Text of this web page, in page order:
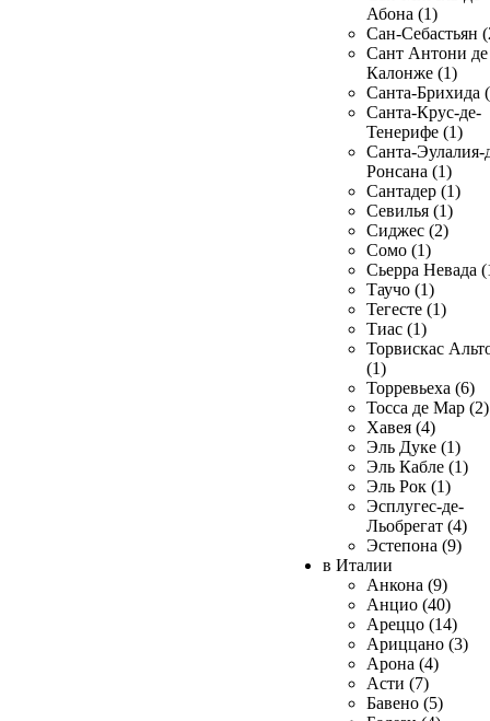
Абона (1)
Сан-Себастьян
Сант Антони де
Калонже (1)
Санта-Брихида
Санта-Крус-де-
Тенерифе (1)
Санта-Эулалия-
Ронсана (1)
Сантадер (1)
Севилья (1)
Сиджес (2)
Сомо (1)
Сьерра Невада
Таучо (1)
Тегесте (1)
Тиас (1)
Торвискас
(1)
Торревьеха (6)
Тосса де Мар (2)
Хавея (4)
Эль Дуке (1)
Эль Кабле (1)
Эль Рок (1)
Эсплугес-де-
Льобрегат (4)
Эстепона (9)
в Италии
Анкона (9)
Анцио (40)
Ареццо (14)
Ариццано (3)
Арона (4)
Асти (7)
Бавено (5)